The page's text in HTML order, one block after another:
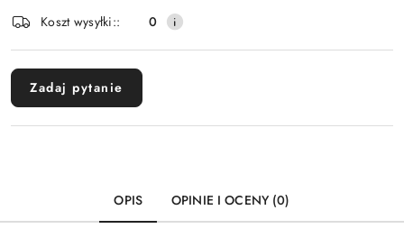
dostawaKoszt wysyłki::
0
Zadaj pytanie
OPIS OPINIE I OCENY (0)